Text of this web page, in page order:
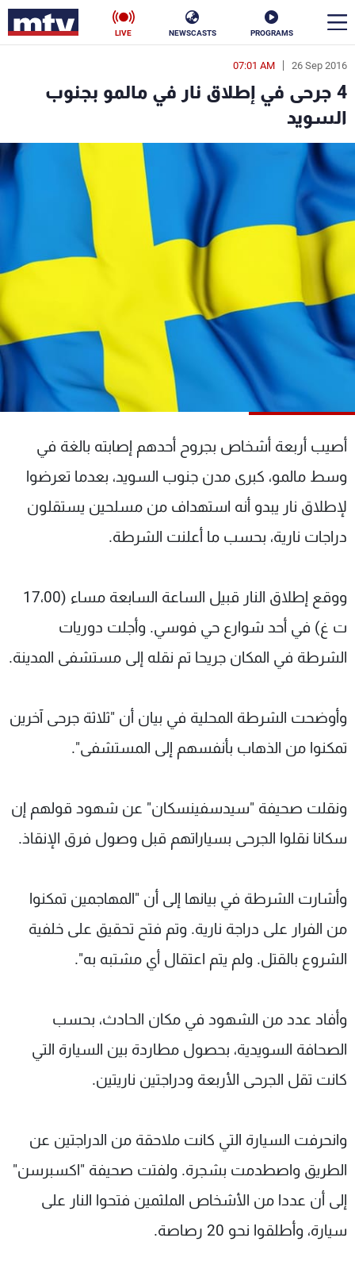
PROGRAMS
NEWSCASTS
LIVE
26 Sep 2016
07:01 AM
4 جرحى في إطلاق نار في مالمو بجنوب
السويد
أصيب أربعة أشخاص بجروح أحدهم إصابته بالغة في
وسط مالمو، كبرى مدن جنوب السويد، بعدما تعرضوا
لإطلاق نار يبدو أنه استهداف من مسلحين يستقلون
دراجات نارية، بحسب ما أعلنت الشرطة.
ووقع إطلاق النار قبيل الساعة السابعة مساء (17،00
ت غ) في أحد شوارع حي فوسي. وأجلت دوريات
الشرطة في المكان جريحا تم نقله إلى مستشفى المدينة.
وأوضحت الشرطة المحلية في بيان أن "ثلاثة جرحى آخرين
تمكنوا من الذهاب بأنفسهم إلى المستشفى".
ونقلت صحيفة "سيدسفينسكان" عن شهود قولهم إن
سكانا نقلوا الجرحى بسياراتهم قبل وصول فرق الإنقاذ.
وأشارت الشرطة في بيانها إلى أن "المهاجمين تمكنوا
من الفرار على دراجة نارية. وتم فتح تحقيق على خلفية
الشروع بالقتل. ولم يتم اعتقال أي مشتبه به".
وأفاد عدد من الشهود في مكان الحادث، بحسب
الصحافة السويدية، بحصول مطاردة بين السيارة التي
كانت تقل الجرحى الأربعة ودراجتين ناريتين.
وانحرفت السيارة التي كانت ملاحقة من الدراجتين عن
الطريق واصطدمت بشجرة. ولفتت صحيفة "اكسبرسن"
إلى أن عددا من الأشخاص الملثمين فتحوا النار على
سيارة، وأطلقوا نحو 20 رصاصة.
en
الأخبار
سياسة ناس
إقتصاد
منوعات رياضة
كأس العالم
البرامج
جدول البرامج
عن MTV
لاعلاناتكم
وظائف
شروط الإسـتخدام